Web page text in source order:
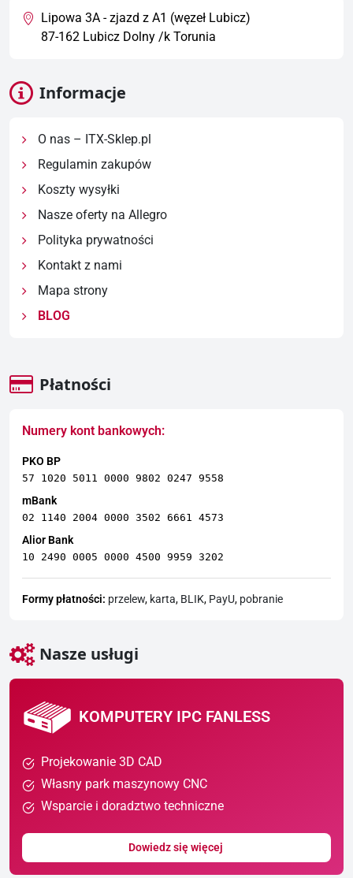
Lipowa 3A - zjazd z A1 (węzeł Lubicz)
87-162 Lubicz Dolny /k Torunia
Informacje
O nas – ITX-Sklep.pl
Regulamin zakupów
Koszty wysyłki
Nasze oferty na Allegro
Polityka prywatności
Kontakt z nami
Mapa strony
BLOG
Płatności
Numery kont bankowych:
PKO BP
57 1020 5011 0000 9802 0247 9558
mBank
02 1140 2004 0000 3502 6661 4573
Alior Bank
10 2490 0005 0000 4500 9959 3202
Formy płatności: przelew, karta, BLIK, PayU, pobranie
Nasze usługi
KOMPUTERY IPC FANLESS
Projekowanie 3D CAD
Własny park maszynowy CNC
Wsparcie i doradztwo techniczne
Dowiedz się więcej